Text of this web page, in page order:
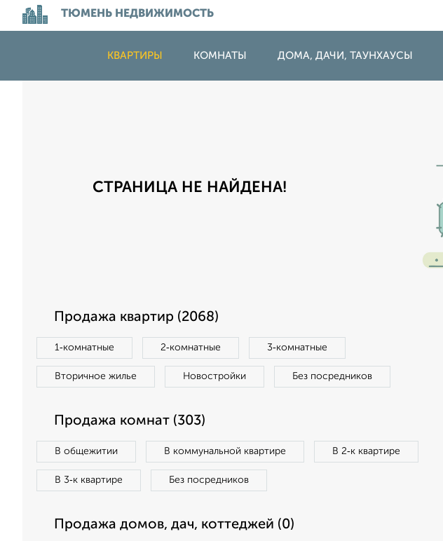
ТЮМЕНЬ НЕДВИЖИМОСТЬ
КВАРТИРЫ КОМНАТЫ ДОМА, ДАЧИ, ТАУНХАУСЫ
СТРАНИЦА НЕ НАЙДЕНА!
Продажа квартир (2068)
1‑комнатные 2‑комнатные 3‑комнатные
Вторичное жилье Новостройки Без посредников
Продажа комнат (303)
В общежитии В коммунальной квартире В 2‑к квартире
В 3‑к квартире Без посредников
Продажа домов, дач, коттеджей (0)